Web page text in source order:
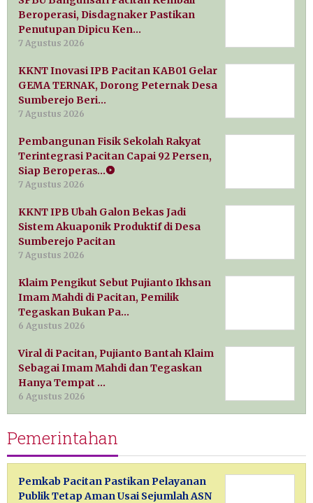
Beroperasi, Disdagnaker Pastikan
Penutupan Dipicu Ken…
7 Agustus 2026
KKNT Inovasi IPB Pacitan KAB01 Gelar
GEMA TERNAK, Dorong Peternak Desa
Sumberejo Beri…
7 Agustus 2026
Pembangunan Fisik Sekolah Rakyat
Terintegrasi Pacitan Capai 92 Persen,
Siap Beroperas…
7 Agustus 2026
KKNT IPB Ubah Galon Bekas Jadi
Sistem Akuaponik Produktif di Desa
Sumberejo Pacitan
7 Agustus 2026
Klaim Pengikut Sebut Pujianto Ikhsan
Imam Mahdi di Pacitan, Pemilik
Tegaskan Bukan Pa…
6 Agustus 2026
Viral di Pacitan, Pujianto Bantah Klaim
Sebagai Imam Mahdi dan Tegaskan
Hanya Tempat …
6 Agustus 2026
Pemerintahan
Pemkab Pacitan Pastikan Pelayanan
Publik Tetap Aman Usai Sejumlah ASN